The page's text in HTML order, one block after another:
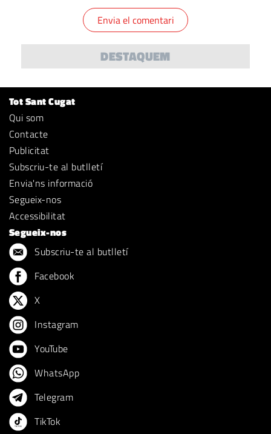
DESTAQUEM
Tot Sant Cugat
Qui som
Contacte
Publicitat
Subscriu-te al butlletí
Envia'ns informació
Segueix-nos
Accessibilitat
Segueix-nos
Subscriu-te al butlletí
Facebook
X
Instagram
YouTube
WhatsApp
Telegram
TikTok